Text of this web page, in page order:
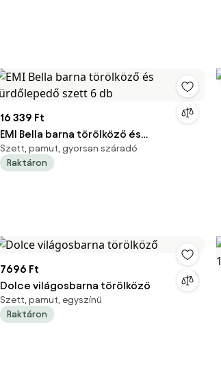
16 339 Ft
EMI Bella barna törölköző és
fürdőlepedő szett 6 db
Szett, pamut, gyorsan száradó
Raktáron
7696 Ft
Dolce világosbarna törölköző
Szett, pamut, egyszínű
Raktáron